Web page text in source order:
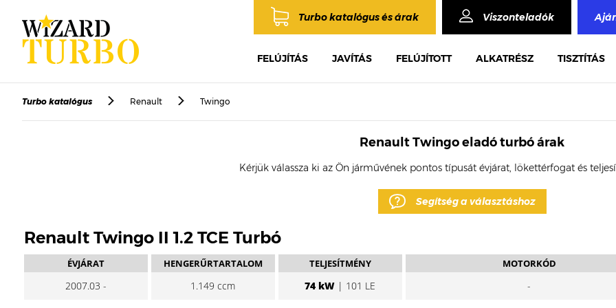
Turbo katalógus és árak Viszonteladók
FELÚJÍTÁS JAVÍTÁS FELÚJÍTOTT ALKATRÉSZ TISZTÍTÁS
Turbo katalógus Renault Twingo
Renault Twingo eladó turbó árak
Kérjük válassza ki az Ön járművének pontos típusát évjárat, lökettérfogat és
Segítség a választáshoz
Renault Twingo II 1.2 TCE Turbó
ÉVJÁRAT
2007.03 -
HENGERŰRTARTALOM
1.149 ccm
TELJESÍTMÉNY
74 kW | 101 LE
MOTORKÓD
-